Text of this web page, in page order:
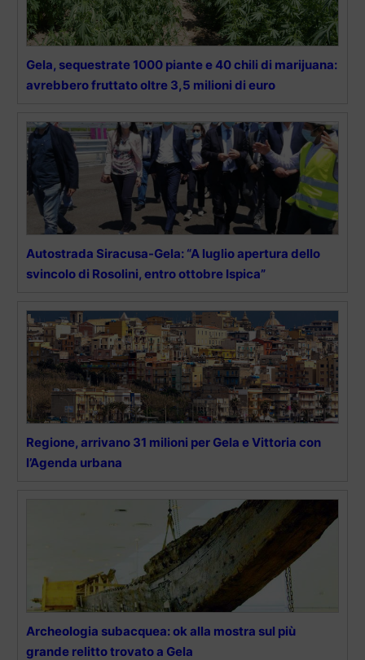
Gela, sequestrate 1000 piante e 40 chili di marijuana:
avrebbero fruttato oltre 3,5 milioni di euro
Autostrada Siracusa-Gela: “A luglio apertura dello
svincolo di Rosolini, entro ottobre Ispica”
Regione, arrivano 31 milioni per Gela e Vittoria con
l’Agenda urbana
Archeologia subacquea: ok alla mostra sul più
grande relitto trovato a Gela